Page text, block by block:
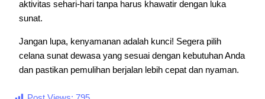
aktivitas sehari-hari tanpa harus khawatir dengan luka
sunat.
Jangan lupa, kenyamanan adalah kunci! Segera pilih
celana sunat dewasa yang sesuai dengan kebutuhan Anda
dan pastikan pemulihan berjalan lebih cepat dan nyaman.